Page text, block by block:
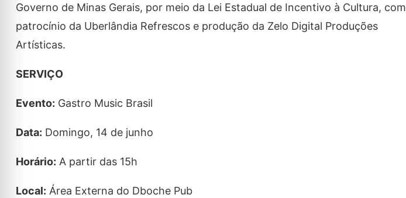
Governo de Minas Gerais, por meio da Lei Estadual de Incentivo à Cultura, com
patrocínio da Uberlândia Refrescos e produção da Zelo Digital Produções
Artísticas.
SERVIÇO
Evento: Gastro Music Brasil
Data: Domingo, 14 de junho
Horário: A partir das 15h
Local: Área Externa do Dboche Pub